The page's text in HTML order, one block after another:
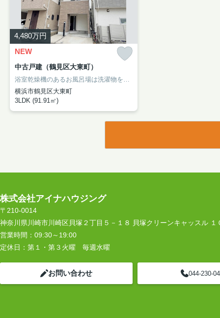
4,480万円
NEW
中古戸建（鶴見区大東町）
浴室乾燥機のあるお風呂場は洗濯物を干すときにも便利です。来訪者の顔が見えるTVインターホン付き。内装リフォーム済みなので、新しくなった住まいで生活を始めることができます。4,480万円の物件価格で経済的にもゆとりのある生活が可能。アイナハウジングが、横浜市鶴見区での心地良い暮らしを現実にさせます。ご要望や見学のご予約は、info@aina-housing.co.jpから受け付けております。
横浜市鶴見区大東町
3LDK (91.91㎡)
株式会社アイナハウジング
〒210-0014
神奈川県川崎市川崎区貝塚２丁目５－１８ 貝塚クリーンキャッスル １
営業時間： 09:30～19:00
定休日： 第１・第３火曜 毎週水曜
お問い合わせ 044-230-